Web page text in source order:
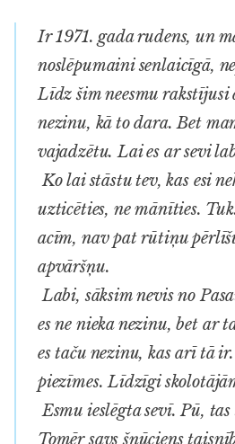
Ir 1971. gada rudens, un
noslēpumaini senlaicīgā,
Līdz šim neesmu rakstījusi
nezinu, kā to dara. Bet
vajadzētu. Lai es ar sevi
Ko lai stāstu tev, kas esi
uzticēties, ne mānīties.
acīm, nav pat rūtiņu
apvāršņu.
Labi, sāksim nevis no
es ne nieka nezinu, bet ar
es taču nezinu, kas arī tā
piezīmes. Līdzīgi
Esmu ieslēgta sevī. Pū,
Tomēr savs šņūciens